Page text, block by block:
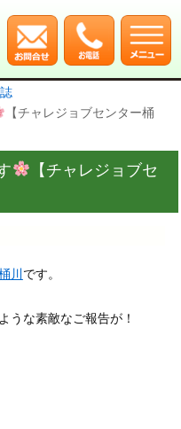
【チャレジョブセンター桶
【チャレジョブセ
川 です。
うな素敵なご報告が！